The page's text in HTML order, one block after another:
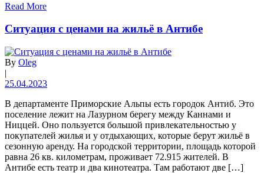
Read More
Ситуация с ценами на жильё в Антибе
By Oleg
|
25.04.2023
В департаменте Приморские Альпы есть городок Антиб. Это
поселение лежит на Лазурном берегу между Каннами и
Ниццей. Оно пользуется большой привлекательностью у
покупателей жилья и у отдыхающих, которые берут жильё в
сезонную аренду. На городской территории, площадь которой
равна 26 кв. километрам, проживает 72.915 жителей. В
Антибе есть театр и два кинотеатра. Там работают две […]